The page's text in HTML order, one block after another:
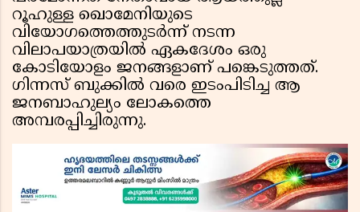
റൂഹുള്ള ഖൊമേനിയുടെ
വിയോഗത്തെത്തുടർന്ന് നടന്ന
വിലാപയാത്രയിൽ ഏകദേശം ഒരു
കോടിയോളം ജനങ്ങളാണ് പങ്കെടുത്തത്.
ഗിന്നസ് ബുക്കിൽ വരെ ഇടംപിടിച്ച ആ
ജനബാഹുല്യം ലോകത്തെ
അമ്പരപ്പിച്ചിരുന്നു.